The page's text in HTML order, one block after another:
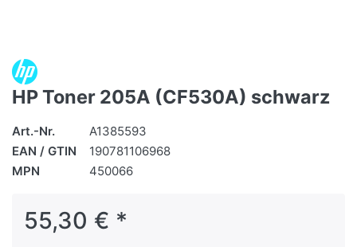
HP Toner 205A (CF530A) schwarz
Art.-Nr.
A1385593
EAN / GTIN
190781106968
MPN
450066
55,30 € *